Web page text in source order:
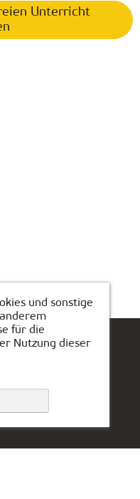
Unterricht
und sonstige
für die
Nutzung dieser